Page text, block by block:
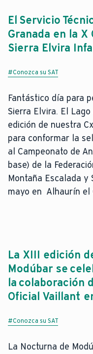
El Servicio
Granada en la
Sierra Elvira
#Conozca su SAT
Fantástico día para
Sierra Elvira. El
edición de nuestra
para conformar la
al Campeonato de
base) de la
Montaña Escalada y
mayo en Alhaurín el
La XIII edición
Modúbar se
la colaboración
Oficial Vaillant
#Conozca su SAT
La Nocturna de